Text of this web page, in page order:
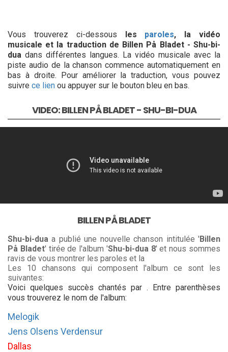
Vous trouverez ci-dessous les paroles, la vidéo
musicale et la traduction de Billen På Bladet - Shu-bi-
dua dans différentes langues. La vidéo musicale avec la
piste audio de la chanson commence automatiquement en
bas à droite. Pour améliorer la traduction, vous pouvez
suivre ce lien ou appuyer sur le bouton bleu en bas.
VIDEO: BILLEN PÅ BLADET - SHU-BI-DUA
BILLEN PÅ BLADET
Shu-bi-dua a publié une nouvelle chanson intitulée 'Billen
På Bladet' tirée de l'album 'Shu-bi-dua 8' et nous sommes
ravis de vous montrer les paroles et la
Les 10 chansons qui composent l'album ce sont les
suivantes:
Voici quelques succès chantés par . Entre parenthèses
vous trouverez le nom de l'album:
Melogik
Jens Olsens Verdensur
Dallas